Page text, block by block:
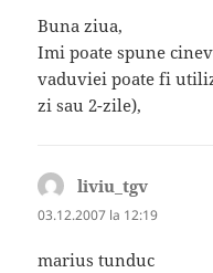
Buna ziua,
Imi poate spune
vaduviei poate fi
zi sau 2-zile),
liviu_tgv
03.12.2007 la 12:19
marius tunduc